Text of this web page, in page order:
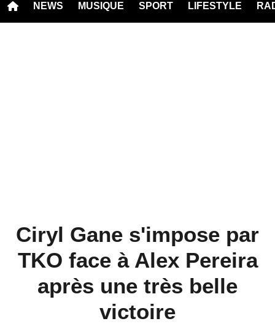
NEWS MUSIQUE SPORT LIFESTYLE
Ciryl Gane s'impose par
TKO face à Alex Pereira
après une très belle
victoire